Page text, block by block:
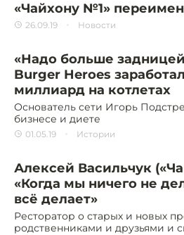
«Чайхону №1»
26.09.19 Новости
«Надо больше
Burger Heroes
миллиард на котлетах
Основатель сети Игорь
бизнесе и диете
01.05.19 Истории
Алексей Васильчук
«Когда мы ничего не
всё делает»
Ресторатор о старых и новых
родственниками и друзьями и